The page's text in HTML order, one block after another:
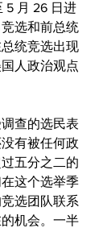
5 月 26 日进
选和前总统
统竞选出现
人政治观点
查的选民表
有被任何政
五分之二的
这个选举季
选团队联系
机会。一半